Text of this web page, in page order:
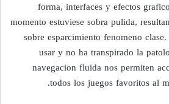
forma, interfaces y efectos
momento estuviese sobra pulida,
sobre esparcimiento fenomeno
usar y no ha transpirado la
navegacion fluida nos permiten
todos los juegos favoritos al